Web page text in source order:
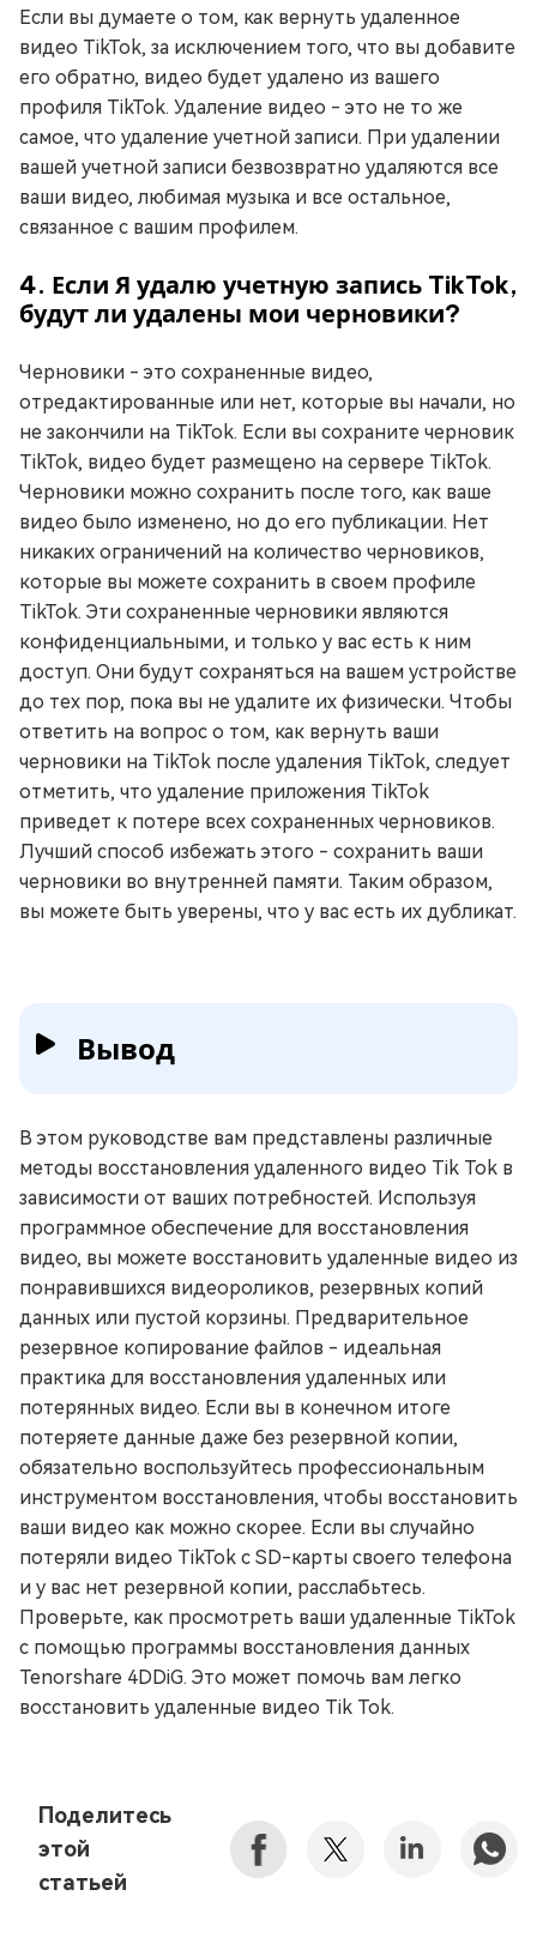
Если вы думаете о том, как вернуть удаленное
видео TikTok, за исключением того, что вы добавите
его обратно, видео будет удалено из вашего
профиля TikTok. Удаление видео - это не то же
самое, что удаление учетной записи. При удалении
вашей учетной записи безвозвратно удаляются все
ваши видео, любимая музыка и все остальное,
связанное с вашим профилем.
4. Если Я удалю учетную запись TikTok,
будут ли удалены мои черновики?
Черновики - это сохраненные видео,
отредактированные или нет, которые вы начали, но
не закончили на TikTok. Если вы сохраните черновик
TikTok, видео будет размещено на сервере TikTok.
Черновики можно сохранить после того, как ваше
видео было изменено, но до его публикации. Нет
никаких ограничений на количество черновиков,
которые вы можете сохранить в своем профиле
TikTok. Эти сохраненные черновики являются
конфиденциальными, и только у вас есть к ним
доступ. Они будут сохраняться на вашем устройстве
до тех пор, пока вы не удалите их физически. Чтобы
ответить на вопрос о том, как вернуть ваши
черновики на TikTok после удаления TikTok, следует
отметить, что удаление приложения TikTok
приведет к потере всех сохраненных черновиков.
Лучший способ избежать этого - сохранить ваши
черновики во внутренней памяти. Таким образом,
вы можете быть уверены, что у вас есть их дубликат.
Вывод
В этом руководстве вам представлены различные
методы восстановления удаленного видео Tik Tok в
зависимости от ваших потребностей. Используя
программное обеспечение для восстановления
видео, вы можете восстановить удаленные видео из
понравившихся видеороликов, резервных копий
данных или пустой корзины. Предварительное
резервное копирование файлов - идеальная
практика для восстановления удаленных или
потерянных видео. Если вы в конечном итоге
потеряете данные даже без резервной копии,
обязательно воспользуйтесь профессиональным
инструментом восстановления, чтобы восстановить
ваши видео как можно скорее. Если вы случайно
потеряли видео TikTok с SD-карты своего телефона
и у вас нет резервной копии, расслабьтесь.
Проверьте, как просмотреть ваши удаленные TikTok
с помощью программы восстановления данных
Tenorshare 4DDiG. Это может помочь вам легко
восстановить удаленные видео Tik Tok.
Поделитесь
этой
статьей